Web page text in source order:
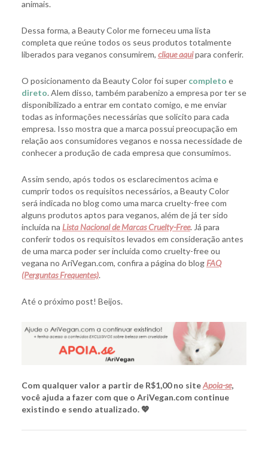
animais.
Dessa forma, a Beauty Color me forneceu uma lista
completa que reúne todos os seus produtos totalmente
liberados para veganos consumirem, clique aquipara conferir.
O posicionamento da Beauty Color foi super completo e
direto. Alem disso, também parabenizo a empresa por ter se
disponibilizado a entrar em contato comigo, e me enviar
todas as informações necessárias que solicito para cada
empresa. Isso mostra que a marca possui preocupação em
relação aos consumidores veganos e nossa necessidade de
conhecer a produção de cada empresa que consumimos.
Assim sendo, após todos os esclarecimentos acima e
cumprir todos os requisitos necessários, a Beauty Color
será indicada no blog como uma marca cruelty-free com
alguns produtos aptos para veganos, além de já ter sido
incluída na Lista Nacional de Marcas Cruelty-Free. Já para
conferir todos os requisitos levados em consideração antes
de uma marca poder ser incluída como cruelty-free ou
vegana no AriVegan.com, confira a página do blog FAQ
(Perguntas Frequentes).
Até o próximo post! Beijos.
Com qualquer valor a partir de R$1,00 no siteApoia-se,
você ajuda a fazer com que o AriVegan.com continue
existindo e sendo atualizado. 💖